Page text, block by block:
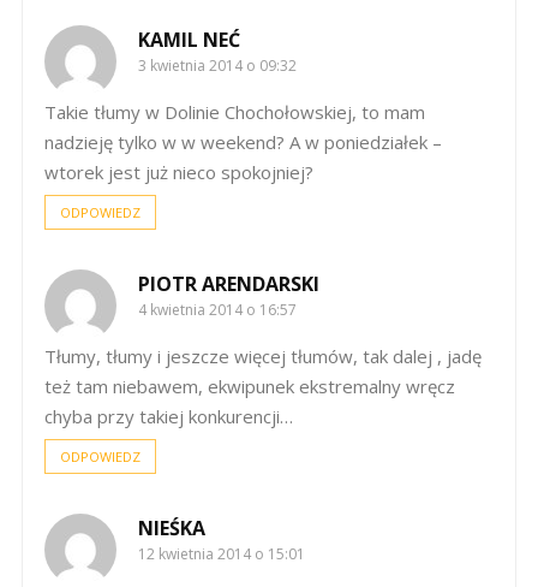
KAMIL NEĆ
3 kwietnia 2014 o 09:32
Takie tłumy w Dolinie Chochołowskiej, to mam
nadzieję tylko w w weekend? A w poniedziałek –
wtorek jest już nieco spokojniej?
ODPOWIEDZ
PIOTR ARENDARSKI
4 kwietnia 2014 o 16:57
Tłumy, tłumy i jeszcze więcej tłumów, tak dalej , jadę
też tam niebawem, ekwipunek ekstremalny wręcz
chyba przy takiej konkurencji…
ODPOWIEDZ
NIEŚKA
12 kwietnia 2014 o 15:01